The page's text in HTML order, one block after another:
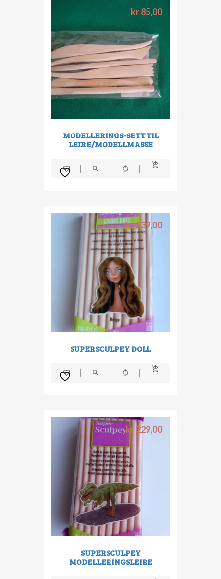
kr85,00
MODELLERINGS-SETT TIL
LEIRE/MODELLMASSE
kr239,00
SUPERSCULPEY DOLL
kr229,00
SUPERSCULPEY
MODELLERINGSLEIRE